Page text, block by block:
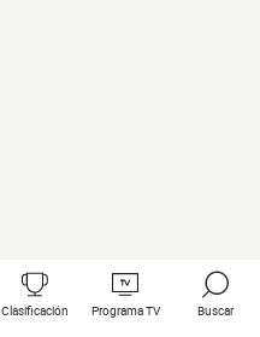
Clasificación Programa TV Buscar